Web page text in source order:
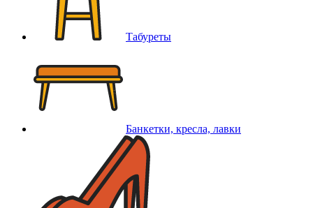
Табуреты
Банкетки, кресла, лавки